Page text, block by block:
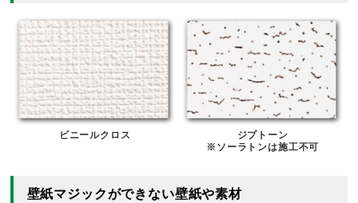
ビニールクロス
ジプトーン
※ソーラトンは施工不可
壁紙マジックができない壁紙や素材